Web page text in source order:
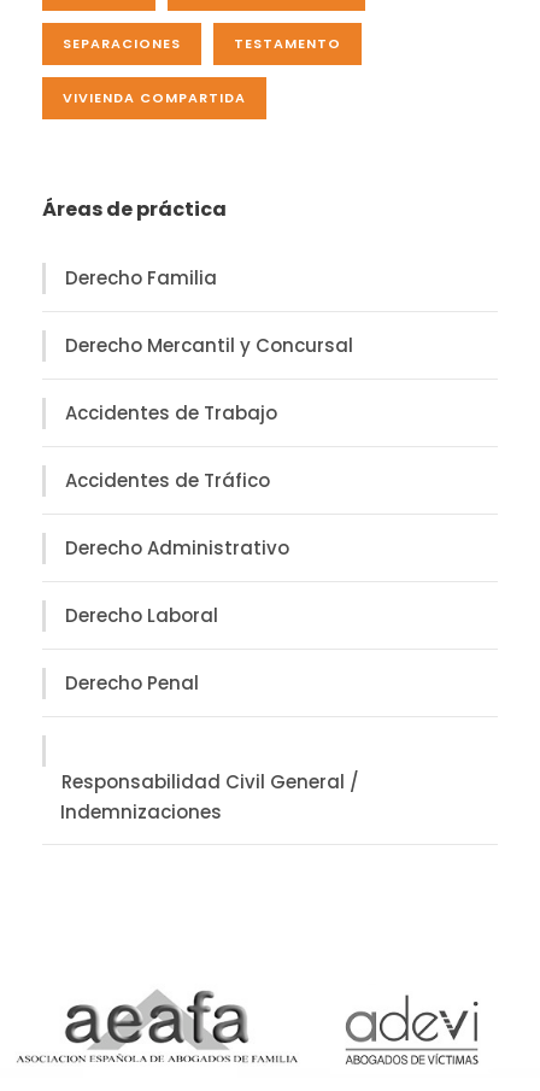
SEPARACIONES TESTAMENTO
VIVIENDA COMPARTIDA
Áreas de práctica
Derecho Familia
Derecho Mercantil y Concursal
Accidentes de Trabajo
Accidentes de Tráfico
Derecho Administrativo
Derecho Laboral
Derecho Penal
Responsabilidad Civil General /
Indemnizaciones